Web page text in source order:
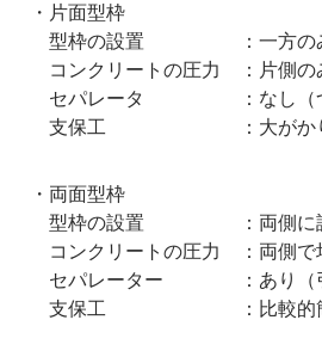
・片面型枠
型枠の設置 ：一方の
コンクリートの圧力 ：片側のみ
セパレータ ：なし（つな
支保工 ：大がかりな控
・両面型枠
型枠の設置 ：両
コンクリートの圧力 ：両側で
セパレーター ：あり（引っ
支保工 ：比較的簡